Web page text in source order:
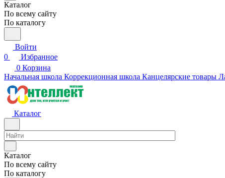
Каталог
По всему сайту
По каталогу
Войти
0
Избранное
0 Корзина
Начальная школа Коррекционная школа Канцелярские товары
Каталог
Каталог
По всему сайту
По каталогу